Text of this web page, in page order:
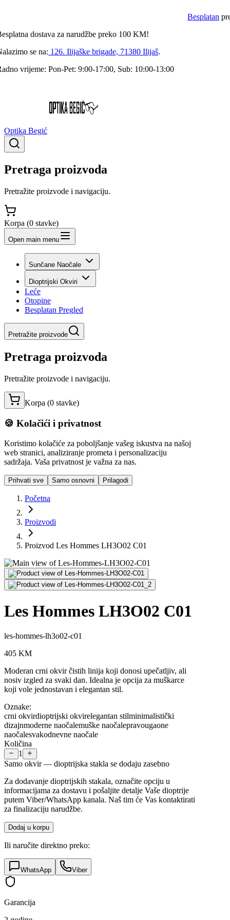
Besplatan
dostava za narudžbe preko 100KM!
se na: 126. Ilijaške brigade, 71380 Ilijaš.
vrijeme: Pon-Pet: 9:00-17:00, Sub: 10:00-13:00
Optika Begić
Pretraga proizvoda
Pretražite proizvode i navigaciju.
Korpa (0 stavke)
Open main menu
Sunčane Naočale
Dioptrijski Okviri
Leće
Otopine
Besplatan Pregled
Pretražite proizvode
Pretraga proizvoda
Pretražite proizvode i navigaciju.
Korpa (0 stavke)
🍪 Kolačići i privatnost
Koristimo kolačiće za poboljšanje vašeg iskustva na našoj
web stranici, analiziranje prometa i personalizaciju
sadržaja. Vaša privatnost je važna za nas.
Prihvati sve Samo osnovni Prilagodi
Početna
Proizvodi
Proizvod Les Hommes LH3O02 C01
Les Hommes LH3O02 C01
les-hommes-lh3o02-c01
405 KM
Moderan crni okvir čistih linija koji donosi upečatljiv, ali
nosiv izgled za svaki dan. Idealna je opcija za muškarce
koji vole jednostavan i elegantan stil.
Oznake:
crni okvirdioptrijski okvirelegantan stilminimalistički
dizajnmoderne naočalemuške naočalepravougaone
naočalesvakodnevne naočale
Količina
1
Samo okvir — dioptrijska stakla se dodaju zasebno
Za dodavanje dioptrijskih stakala, označite opciju u
informacijama za dostavu i pošaljite detalje Vaše dioptrije
putem Viber/WhatsApp kanala. Naš tim će Vas kontaktirati
za finalizaciju narudžbe.
Dodaj u korpu
Ili naručite direktno preko:
WhatsApp Viber
Garancija